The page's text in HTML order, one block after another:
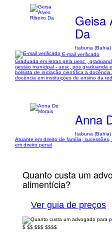
Geisa
Da
Itabuna
E-mail verificado
Graduada em letras pela uesc ,
gestão municipal - uesc, pós graduanda
bolsista de iniciação científica a
docência em instituições de ensino da
Anna
Itabuna
Atuante em direito de família,
em direito penal
Quanto custa um
alimentícia?
Ver guia de preços
$ $$ $$$ $$$$